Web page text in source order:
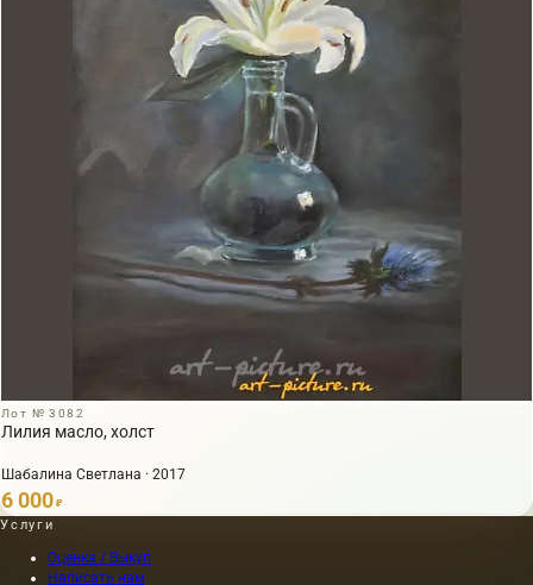
Лот № 3082
Лилия масло, холст
Шабалина Светлана · 2017
6 000 ₽
Услуги
Оценка / Выкуп
Написать нам